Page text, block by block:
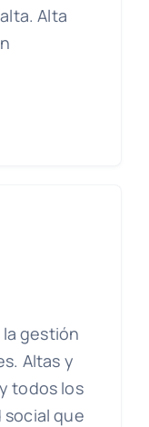
Alta
gestión
Altas y
todos los
que